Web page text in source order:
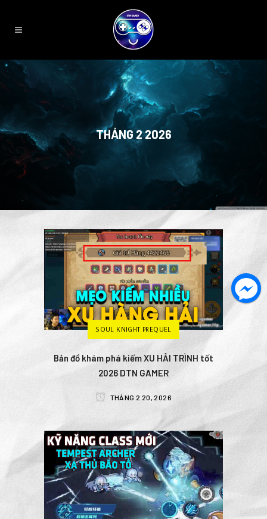
THÁNG 2 2026
SOUL KNIGHT PREQUEL
Bản đồ khám phá kiếm XU HẢI TRÌNH tốt
2026 DTN GAMER
THÁNG 2 20, 2026